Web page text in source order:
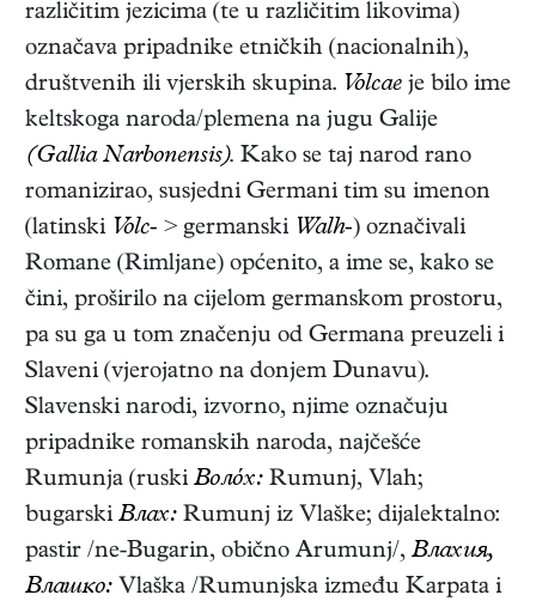
različitim jezicima (te u različitim likovima)
označava pripadnike etničkih (nacionalnih),
društvenih ili vjerskih skupina. Volcae je bilo ime
keltskoga naroda/plemena na jugu Galije
(Gallia Narbonensis). Kako se taj narod rano
romanizirao, susjedni Germani tim su imenon
(latinski Volc- > germanski Walh-) označivali
Romane (Rimljane) općenito, a ime se, kako se
čini, proširilo na cijelom germanskom prostoru,
pa su ga u tom značenju od Germana preuzeli i
Slaveni (vjerojatno na donjem Dunavu).
Slavenski narodi, izvorno, njime označuju
pripadnike romanskih naroda, najčešće
Rumunja (ruski Вoлóх: Rumunj, Vlah;
bugarski Влах: Rumunj iz Vlaške; dijalektalno:
pastir /ne-Bugarin, obično Arumunj/, Влахия,
Влашко: Vlaška /Rumunjska između Karpata i